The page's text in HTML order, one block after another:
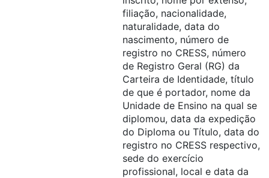
filiação, nacionalidade,
naturalidade, data do
nascimento, número de
registro no CRESS, número
de Registro Geral (RG) da
Carteira de Identidade, título
de que é portador, nome da
Unidade de Ensino na qual se
diplomou, data da expedição
do Diploma ou Título, data do
registro no CRESS respectivo,
sede do exercício
profissional, local e data da